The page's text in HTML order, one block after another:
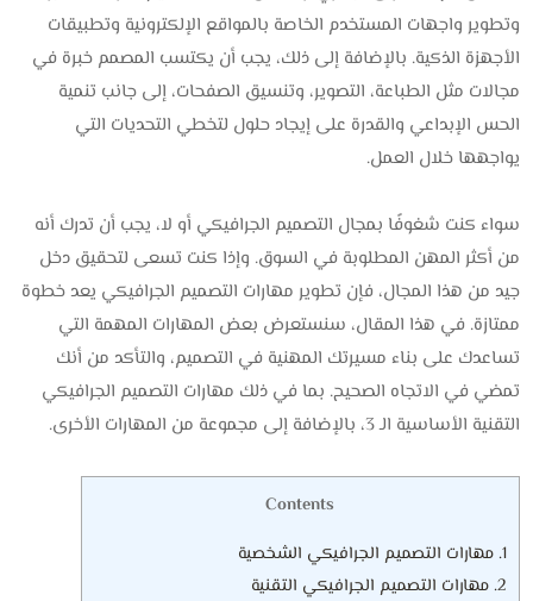
وتطوير واجهات المستخدم الخاصة بالمواقع الإلكترونية وتطبيقات
الأجهزة الذكية. بالإضافة إلى ذلك، يجب أن يكتسب المصمم خبرة في
مجالات مثل الطباعة، التصوير، وتنسيق الصفحات، إلى جانب تنمية
الحس الإبداعي والقدرة على إيجاد حلول لتخطي التحديات التي
يواجهها خلال العمل.
سواء كنت شغوفًا بمجال التصميم الجرافيكي أو لا، يجب أن تدرك أنه
من أكثر المهن المطلوبة في السوق. وإذا كنت تسعى لتحقيق دخل
جيد من هذا المجال، فإن تطوير مهارات التصميم الجرافيكي يعد خطوة
ممتازة. في هذا المقال، سنستعرض بعض المهارات المهمة التي
تساعدك على بناء مسيرتك المهنية في التصميم، والتأكد من أنك
تمضي في الاتجاه الصحيح. بما في ذلك مهارات التصميم الجرافيكي
التقنية الأساسية الـ 3، بالإضافة إلى مجموعة من المهارات الأخرى.
Contents
1. مهارات التصميم الجرافيكي الشخصية
2. مهارات التصميم الجرافيكي التقنية